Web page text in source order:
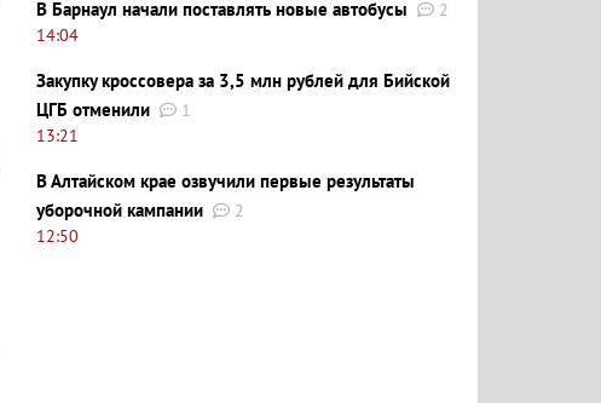
В Барнаул начали поставлять новые автобусы
2
14:04
Закупку кроссовера за 3,5 млн рублей для Бийской
ЦГБ отменили
1
13:21
В Алтайском крае озвучили первые результаты
уборочной кампании
2
12:50